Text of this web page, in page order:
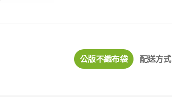
公版不織布袋 配送方式